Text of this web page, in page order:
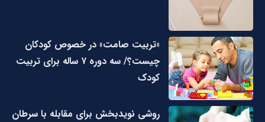
«تربیت صامت» در خصوص کودکان
چیست؟/ سه دوره ۷ ساله برای تربیت
کودک
روشی نویدبخش برای مقابله با سرطان